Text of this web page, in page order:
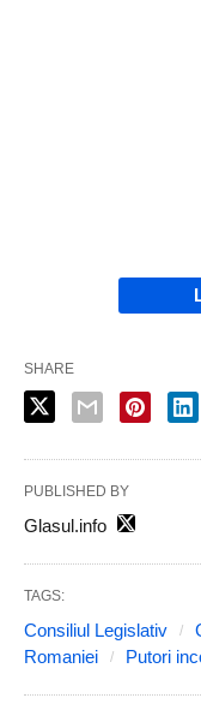
SHARE
PUBLISHED BY
Glasul.info
TAGS:
Consiliul Legislativ
Romaniei
Putori